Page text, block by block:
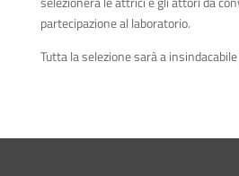
partecipazione al laboratorio.
Tutta la selezione sarà a